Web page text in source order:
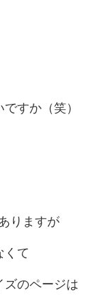
すか（笑）
りますが
くて
ズのページは